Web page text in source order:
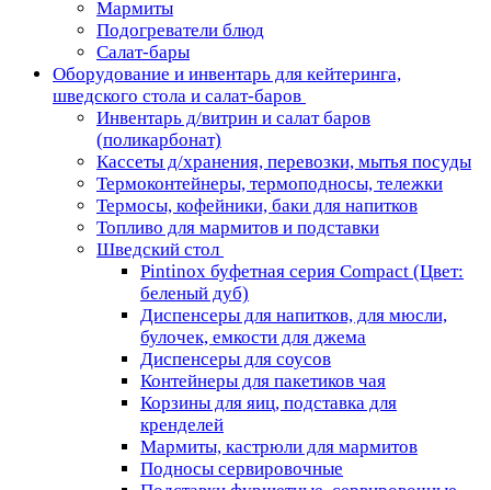
Мармиты
Подогреватели блюд
Салат-бары
Оборудование и инвентарь для кейтеринга,
шведского стола и салат-баров
Инвентарь д/витрин и салат баров
(поликарбонат)
Кассеты д/хранения, перевозки, мытья посуды
Термоконтейнеры, термоподносы, тележки
Термосы, кофейники, баки для напитков
Топливо для мармитов и подставки
Шведский стол
Pintinox буфетная серия Compact (Цвет:
беленый дуб)
Диспенсеры для напитков, для мюсли,
булочек, емкости для джема
Диспенсеры для соусов
Контейнеры для пакетиков чая
Корзины для яиц, подставка для
кренделей
Мармиты, кастрюли для мармитов
Подносы сервировочные